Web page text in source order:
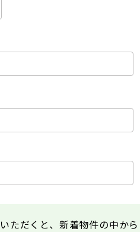
ただくと、新着物件の中から